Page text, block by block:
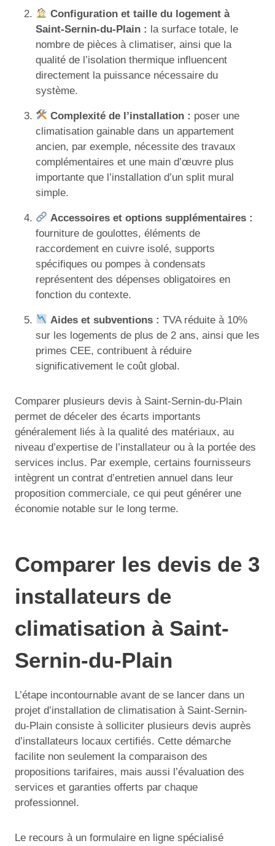
Configuration et taille du logement à
Saint-Sernin-du-Plain : la surface totale, le
nombre de pièces à climatiser, ainsi que la
qualité de l’isolation thermique influencent
directement la puissance nécessaire du
système.
Complexité de l’installation : poser une
climatisation gainable dans un appartement
ancien, par exemple, nécessite des travaux
complémentaires et une main d’œuvre plus
importante que l’installation d’un split mural
simple.
Accessoires et options supplémentaires :
fourniture de goulottes, éléments de
raccordement en cuivre isolé, supports
spécifiques ou pompes à condensats
représentent des dépenses obligatoires en
fonction du contexte.
Aides et subventions : TVA réduite à 10%
sur les logements de plus de 2 ans, ainsi que les
primes CEE, contribuent à réduire
significativement le coût global.
Comparer plusieurs devis à Saint-Sernin-du-Plain
permet de déceler des écarts importants
généralement liés à la qualité des matériaux, au
niveau d’expertise de l’installateur ou à la portée des
services inclus. Par exemple, certains fournisseurs
intègrent un contrat d’entretien annuel dans leur
proposition commerciale, ce qui peut générer une
économie notable sur le long terme.
Comparer les devis de 3
installateurs de
climatisation à Saint-
Sernin-du-Plain
L’étape incontournable avant de se lancer dans un
projet d’installation de climatisation à Saint-Sernin-
du-Plain consiste à solliciter plusieurs devis auprès
d’installateurs locaux certifiés. Cette démarche
facilite non seulement la comparaison des
propositions tarifaires, mais aussi l’évaluation des
services et garanties offerts par chaque
professionnel.
Le recours à un formulaire en ligne spécialisé